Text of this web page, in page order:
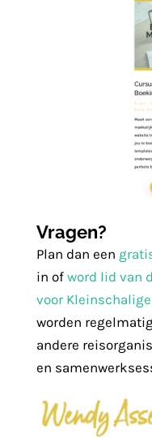
Vragen?
Plan dan een
in of word lid van
voor
worden
andere
en